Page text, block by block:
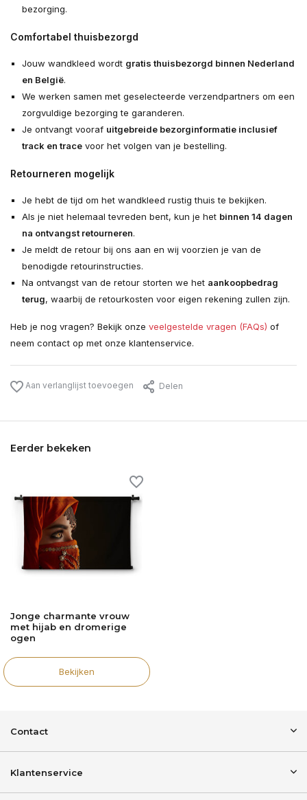
bezorging.
Comfortabel thuisbezorgd
Jouw wandkleed wordt gratis thuisbezorgd binnen Nederland
en België.
We werken samen met geselecteerde verzendpartners om een
zorgvuldige bezorging te garanderen.
Je ontvangt vooraf uitgebreide bezorginformatie inclusief
track en tracevoor het volgen van je bestelling.
Retourneren mogelijk
Je hebt de tijd om het wandkleed rustig thuis te bekijken.
Als je niet helemaal tevreden bent, kun je het binnen 14 dagen
na ontvangst retourneren.
Je meldt de retour bij ons aan en wij voorzien je van de
benodigde retourinstructies.
Na ontvangst van de retour storten we het aankoopbedrag
terug, waarbij de retourkosten voor eigen rekening zullen zijn.
Heb je nog vragen? Bekijk onze veelgestelde vragen (FAQs) of
neem contact op met onze klantenservice.
Aan verlanglijst toevoegen Delen
Eerder bekeken
Jonge charmante vrouw
met hijab en dromerige
ogen
Bekijken
Contact
Klantenservice